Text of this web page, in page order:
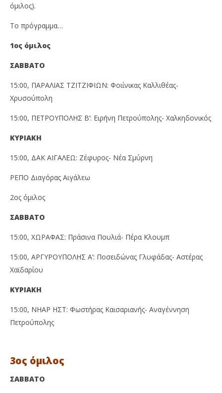
όμιλος).
Το πρόγραμμα…
1ος όμιλος
ΣΑΒΒΑΤΟ
15:00, ΠΑΡΑΛΙΑΣ ΤΖΙΤΖΙΦΙΩΝ: Φοιίνικας Καλλιθέας-
Χρυσούπολη
15:00, ΠΕΤΡΟΥΠΟΛΗΣ Β’: Ειρήνη Πετρούπολης- Χαλκηδονικός
ΚΥΡΙΑΚΗ
15:00, ΔΑΚ ΑΙΓΑΛΕΩ: Ζέφυρος- Νέα Σμύρνη
ΡΕΠΟ Διαγόρας Αιγάλεω
2ος όμιλος
ΣΑΒΒΑΤΟ
15:00, ΧΩΡΑΦΑΣ: Πράσινα Πουλιά- Πέρα Κλουμπ
15:00, ΑΡΓΥΡΟΥΠΟΛΗΣ Α’: Ποσειδώνας Γλυφάδας- Αστέρας
Χαϊδαρίου
ΚΥΡΙΑΚΗ
15:00, ΝΗΑΡ ΗΣΤ: Φωστήρας Καισαριανής- Αναγέννηση
Πετρούπολης
3ος όμιλος
ΣΑΒΒΑΤΟ